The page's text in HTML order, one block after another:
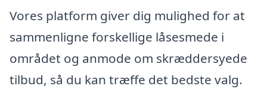
Vores platform giver dig mulighed for at
sammenligne forskellige låsesmede i
området og anmode om skræddersyede
tilbud, så du kan træffe det bedste valg.